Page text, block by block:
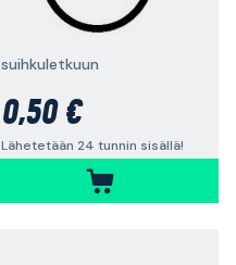
suihkuletkuun
0,50 €
Lähetetään 24 tunnin sisällä!